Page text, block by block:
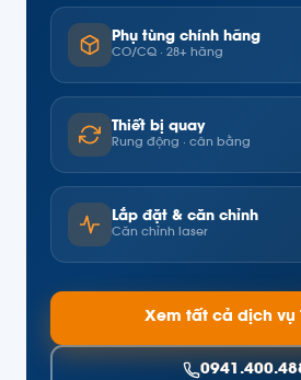
Phụ tùng chính hãng
CO/CQ · 28+ hãng
Thiết bị quay
Rung động · cân bằng
Lắp đặt & căn chỉnh
Căn chỉnh laser
Xem tất cả dịch vụ